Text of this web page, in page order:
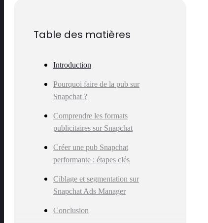
Table des matières
Introduction
Pourquoi faire de la pub sur
Snapchat ?
Comprendre les formats
publicitaires sur Snapchat
Créer une pub Snapchat
performante : étapes clés
Ciblage et segmentation sur
Snapchat Ads Manager
Conclusion